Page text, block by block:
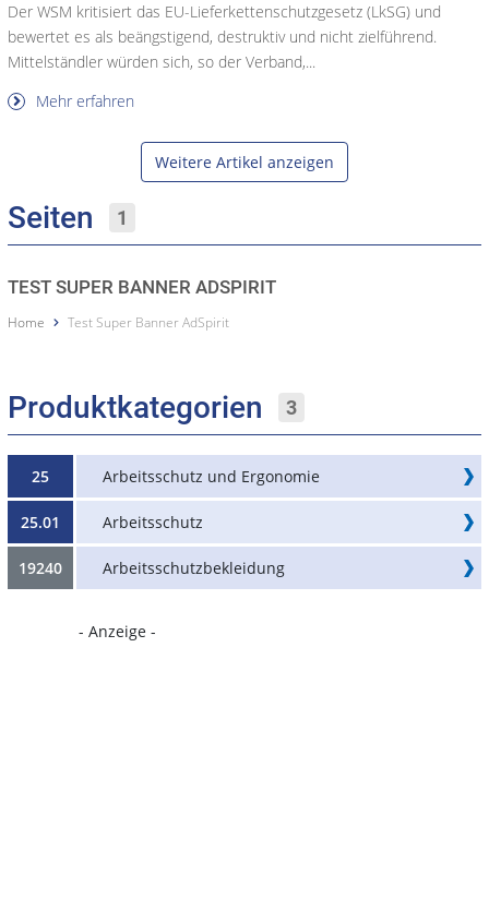
Der WSM kritisiert das EU-Lieferkettenschutzgesetz (LkSG) und
bewertet es als beängstigend, destruktiv und nicht zielführend.
Mittelständler würden sich, so der Verband,...
Mehr erfahren
Weitere Artikel anzeigen
Seiten 1
TEST SUPER BANNER ADSPIRIT
Home Test Super Banner AdSpirit
Produktkategorien 3
25 Arbeitsschutz und Ergonomie
25.01 Arbeitsschutz
19240 Arbeitsschutzbekleidung
- Anzeige -